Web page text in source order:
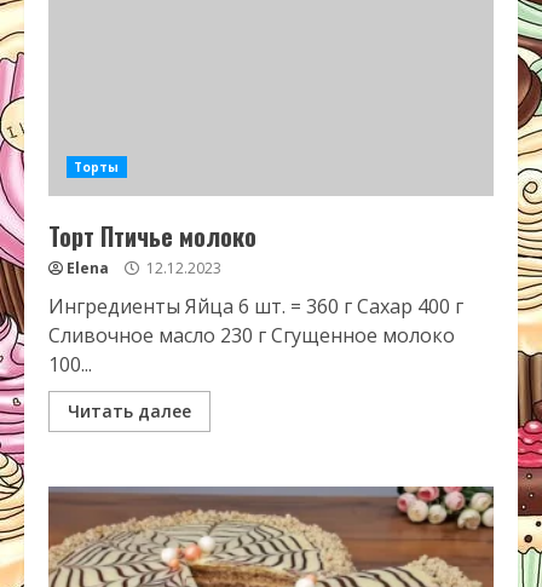
Торты
Торт Птичье молоко
Elena 12.12.2023
Ингредиенты Яйца 6 шт. = 360 г Сахар 400 г
Сливочное масло 230 г Сгущенное молоко
100...
Читать далее